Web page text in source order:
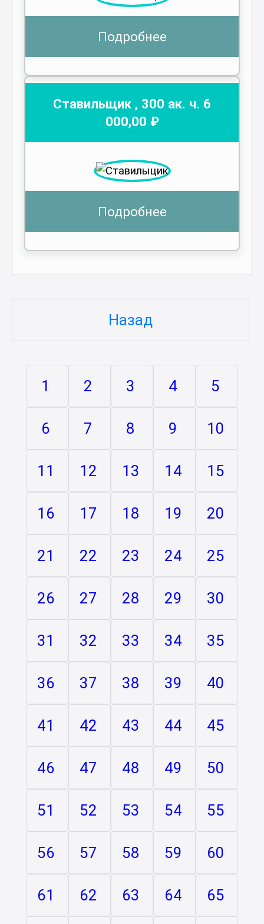
Подробнее
Ставильщик , 300 ак. ч. 6
000,00 ₽
Подробнее
Назад
1 2 3 4 5
6 7 8 9 10
11 12 13 14 15
16 17 18 19 20
21 22 23 24 25
26 27 28 29 30
31 32 33 34 35
36 37 38 39 40
41 42 43 44 45
46 47 48 49 50
51 52 53 54 55
56 57 58 59 60
61 62 63 64 65